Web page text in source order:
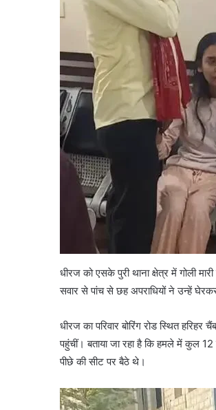
धीरज को एसके पुरी थाना क्षेत्र में गोली
सवार से पांच से छह अपराधियों ने उन्‍हें
धीरज का परिवार बोरिंग रोड स्थित
पहुंचीं। बताया जा रहा है कि हमले में कुल
पीछे की सीट पर बैठे थे।